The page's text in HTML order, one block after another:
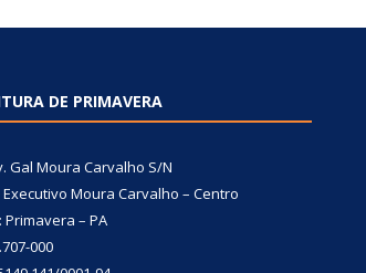
DE PRIMAVERA
Gal Moura Carvalho S/N
Moura Carvalho – Centro
Primavera – PA
000